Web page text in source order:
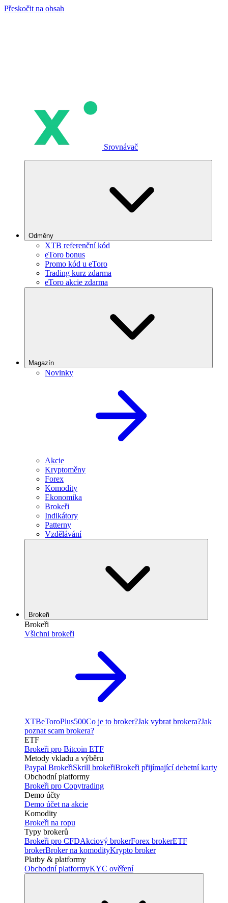
Přeskočit na obsah
Srovnávač
Odměny
XTB referenční kód
eToro bonus
Promo kód u eToro
Trading kurz zdarma
eToro akcie zdarma
Magazín
Novinky
Akcie
Kryptoměny
Forex
Komodity
Ekonomika
Brokeři
Indikátory
Patterny
Vzdělávání
Brokeři
Brokeři
Všichni brokeři
XTBeToroPlus500Co je to broker?Jak vybrat brokera?Jak
poznat scam brokera?
ETF
Brokeři pro Bitcoin ETF
Metody vkladu a výběru
Paypal BrokeřiSkrill brokeřiBrokeři přijímající debetní karty
Obchodní platformy
Brokeři pro Copytrading
Demo účty
Demo účet na akcie
Komodity
Brokeři na ropu
Typy brokerů
Brokeři pro CFDAkciový brokerForex brokerETF
brokerBroker na komodityKrypto broker
Platby & platformy
Obchodní platformyKYC ověření